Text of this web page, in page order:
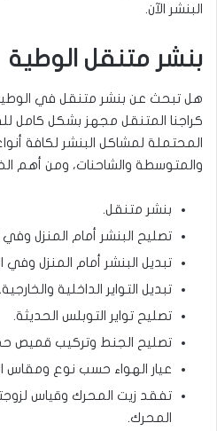
البنشر الآن.
بنشر متنقل الوطية
هل تبحث عن بنشر متنقل في
كراجنا المتنقل مجهز بشكل كامل
المحتملة لمشاكل البنشر لكافة
والمتوسطة والشاحنات، ومن أهم
بنشر متنقل.
تصليح البنشر أمام المنزل وفي
تبديل البنشر أمام المنزل وفي
تبديل التواير الداخلية والخارجية.
تصليح تواير التوبلس الحديثة.
تصليح الجنط وتركيب قميص
عيار الهواء حسب نوع ومقاس
تفقد زيت المحرك وقياس
المحرك.